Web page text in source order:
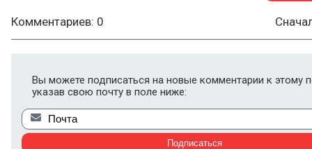
Комментариев: 0
Вы можете подписаться на новые комментарии к этому
указав свою почту в поле ниже: